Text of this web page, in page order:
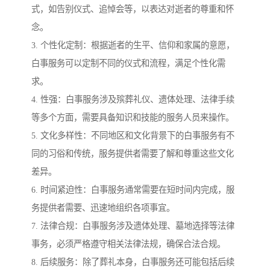
式，如告别仪式、追悼会等，以表达对逝者的尊重和怀
念。
3. 个性化定制：根据逝者的生平、信仰和家属的意愿，
白事服务可以定制不同的仪式和流程，满足个性化需
求。
4. 性强：白事服务涉及殡葬礼仪、遗体处理、法律手续
等多个方面，需要具备知识和技能的服务人员来操作。
5. 文化多样性：不同地区和文化背景下的白事服务有不
同的习俗和传统，服务提供者需要了解和尊重这些文化
差异。
6. 时间紧迫性：白事服务通常需要在短时间内完成，服
务提供者需要、迅速地组织各项事宜。
7. 法律合规：白事服务涉及遗体处理、墓地选择等法律
事务，必须严格遵守相关法律法规，确保合法合规。
8. 后续服务：除了葬礼本身，白事服务还可能包括后续